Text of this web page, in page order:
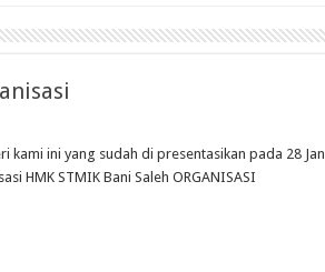
kami ini yang sudah di presentasikan pada 28 Jan
HMK STMIK Bani Saleh ORGANISASI